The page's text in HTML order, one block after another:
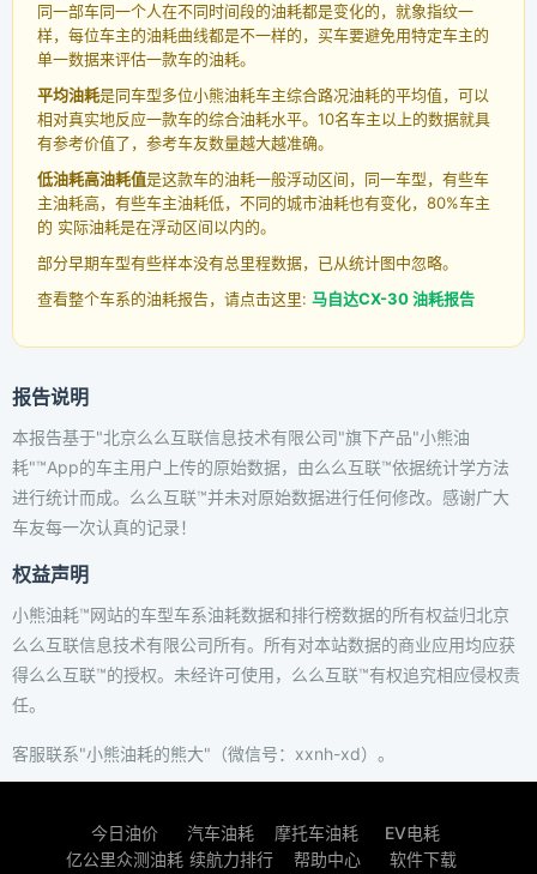
同一部车同一个人在不同时间段的油耗都是变化的，就象指纹一
样，每位车主的油耗曲线都是不一样的，买车要避免用特定车主的
单一数据来评估一款车的油耗。
平均油耗是同车型多位小熊油耗车主综合路况油耗的平均值，可以
相对真实地反应一款车的综合油耗水平。10名车主以上的数据就具
有参考价值了，参考车友数量越大越准确。
低油耗高油耗值是这款车的油耗一般浮动区间，同一车型，有些车
主油耗高，有些车主油耗低，不同的城市油耗也有变化，80%车主
的 实际油耗是在浮动区间以内的。
部分早期车型有些样本没有总里程数据，已从统计图中忽略。
查看整个车系的油耗报告，请点击这里: 马自达CX-30 油耗报告
报告说明
本报告基于"北京么么互联信息技术有限公司"旗下产品"小熊油
耗"™App的车主用户上传的原始数据，由么么互联™依据统计学方法
进行统计而成。么么互联™并未对原始数据进行任何修改。感谢广大
车友每一次认真的记录！
权益声明
小熊油耗™网站的车型车系油耗数据和排行榜数据的所有权益归北京
么么互联信息技术有限公司所有。所有对本站数据的商业应用均应获
得么么互联™的授权。未经许可使用，么么互联™有权追究相应侵权责
任。
客服联系"小熊油耗的熊大"（微信号：xxnh-xd）。
今日油价 汽车油耗 摩托车油耗
EV电耗
亿公里众测油耗 续航力排行 帮助中心 软件下载